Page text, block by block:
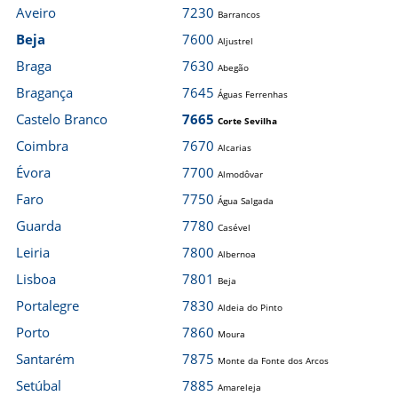
Aveiro
Beja
Braga
Bragança
Castelo Branco
Coimbra
Évora
Faro
Guarda
Leiria
Lisboa
Portalegre
Porto
Santarém
Setúbal
7230 Barrancos
7600 Aljustrel
7630 Abegão
7645 Águas Ferrenhas
7665 Corte Sevilha
7670 Alcarias
7700 Almodôvar
7750 Água Salgada
7780 Casével
7800 Albernoa
7801 Beja
7830 Aldeia do Pinto
7860 Moura
7875 Monte da Fonte dos Arcos
7885 Amareleja